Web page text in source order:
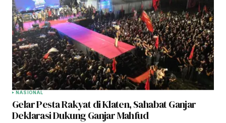
NASIONAL
Gelar Pesta Rakyat di Klaten, Sahabat Ganjar
Deklarasi Dukung Ganjar Mahfud